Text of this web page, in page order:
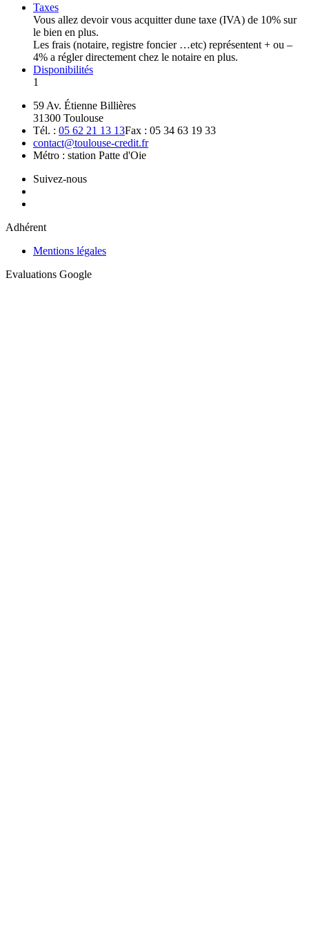
Taxes
Vous allez devoir vous acquitter dune taxe (IVA) de 10% sur
le bien en plus.
Les frais (notaire, registre foncier …etc) représentent + ou –
4% a régler directement chez le notaire en plus.
Disponibilités
1
59 Av. Étienne Billières
31300 Toulouse
Tél. : 05 62 21 13 13Fax : 05 34 63 19 33
contact@toulouse-credit.fr
Métro : station Patte d'Oie
Suivez-nous
Adhérent
Mentions légales
Evaluations Google